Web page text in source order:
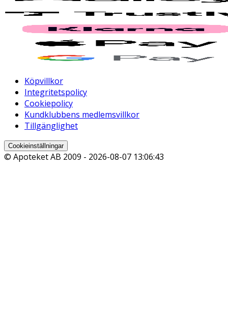
Köpvillkor
Integritetspolicy
Cookiepolicy
Kundklubbens medlemsvillkor
Tillgänglighet
Cookieinställningar
© Apoteket AB 2009 - 2026-08-07 13:06:43